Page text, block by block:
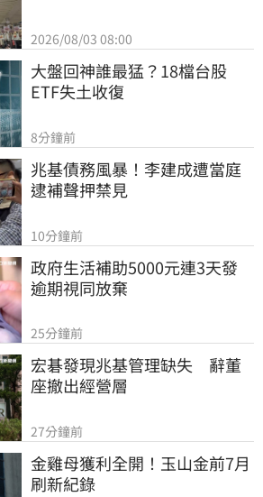
2026/08/03 08:00
大盤回神誰最猛？18檔台股
ETF失土收復
8分鐘前
兆基債務風暴！李建成遭當庭
逮補聲押禁見
10分鐘前
政府生活補助5000元連3天發
逾期視同放棄
25分鐘前
宏碁發現兆基管理缺失　辭董
座撤出經營層
27分鐘前
金雞母獲利全開！玉山金前7月
刷新紀錄